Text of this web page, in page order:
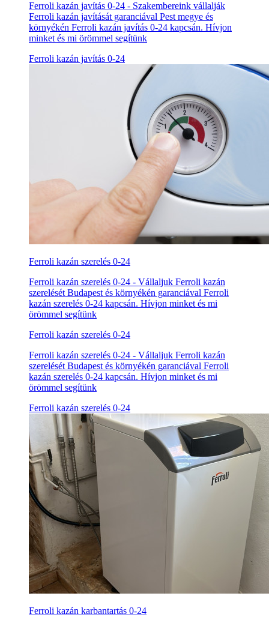
Ferroli kazán javítás 0-24 - Szakembereink vállalják
Ferroli kazán javítását garanciával Pest megye és
környékén Ferroli kazán javítás 0-24 kapcsán. Hívjon
minket és mi örömmel segítünk
Ferroli kazán javítás 0-24
Ferroli kazán szerelés 0-24
Ferroli kazán szerelés 0-24 - Vállaljuk Ferroli kazán
szerelését Budapest és környékén garanciával Ferroli
kazán szerelés 0-24 kapcsán. Hívjon minket és mi
örömmel segítünk
Ferroli kazán szerelés 0-24
Ferroli kazán szerelés 0-24 - Vállaljuk Ferroli kazán
szerelését Budapest és környékén garanciával Ferroli
kazán szerelés 0-24 kapcsán. Hívjon minket és mi
örömmel segítünk
Ferroli kazán szerelés 0-24
Ferroli kazán karbantartás 0-24